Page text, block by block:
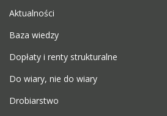
Aktualności
Baza wiedzy
Dopłaty i renty strukturalne
Do wiary, nie do wiary
Drobiarstwo